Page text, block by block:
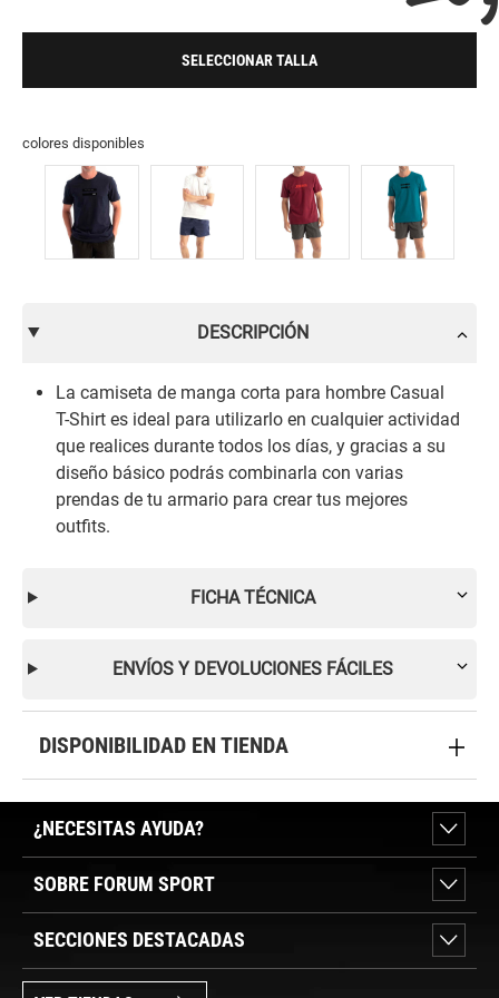
SELECCIONAR TALLA
colores disponibles
DESCRIPCIÓN
La camiseta de manga corta para hombre Casual
T-Shirt es ideal para utilizarlo en cualquier actividad
que realices durante todos los días, y gracias a su
diseño básico podrás combinarla con varias
prendas de tu armario para crear tus mejores
outfits.
FICHA TÉCNICA
ENVÍOS Y DEVOLUCIONES FÁCILES
DISPONIBILIDAD EN TIENDA
¿NECESITAS AYUDA?
SOBRE FORUM SPORT
SECCIONES DESTACADAS